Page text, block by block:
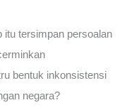
itu tersimpan persoalan
bentuk inkonsistensi
negara?